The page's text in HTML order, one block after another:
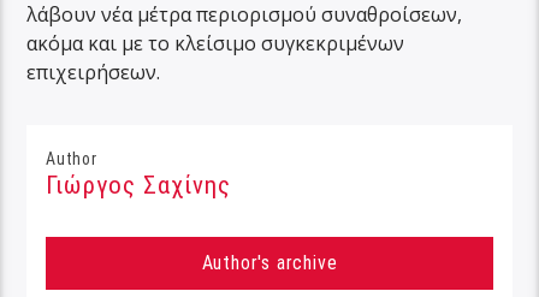
λάβουν νέα μέτρα περιορισμού συναθροίσεων,
ακόμα και με το κλείσιμο συγκεκριμένων
επιχειρήσεων.
Author
Γιώργος Σαχίνης
Author's archive